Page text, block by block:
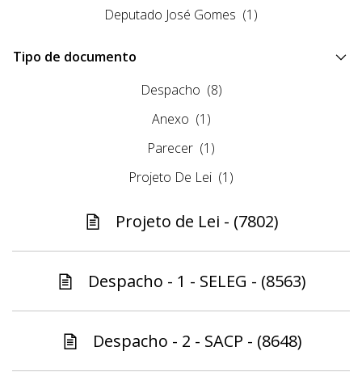
Deputado José Gomes (1)
Tipo de documento
Despacho (8)
Anexo (1)
Parecer (1)
Projeto De Lei (1)
Projeto de Lei - (7802)
Despacho - 1 - SELEG - (8563)
Despacho - 2 - SACP - (8648)